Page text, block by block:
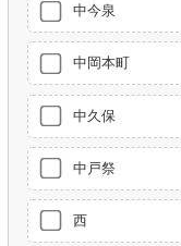
中今泉
中岡本町
中久保
中戸祭
西